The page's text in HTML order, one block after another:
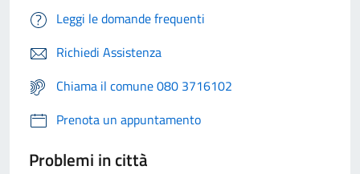
Leggi le domande frequenti
Richiedi Assistenza
Chiama il comune 080 3716102
Prenota un appuntamento
Problemi in città